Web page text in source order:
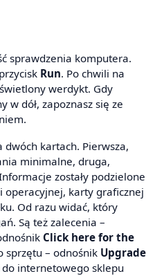
sprawdzenia komputera.
Run. Po chwili na
werdykt. Gdy
w dół, zapoznasz się ze
dwóch kartach. Pierwsza,
minimalne, druga,
zostały podzielone
operacyjnej, karty graficznej
Od razu widać, który
Są też zalecenia –
Click here for the
sprzętu – odnośnik Upgrade
internetowego sklepu